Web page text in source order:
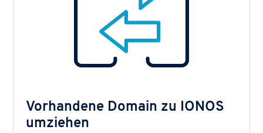
Vorhandene Domain zu IONOS
umziehen